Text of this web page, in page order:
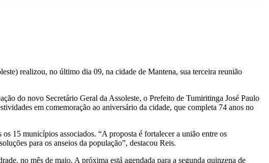
realizou, no último dia 09, na cidade de Mantena, sua terceira reunião
do novo Secretário Geral da Assoleste, o Prefeito de Tumiritinga José Paulo
em comemoração ao aniversário da cidade, que completa 74 anos no
15 municípios associados. “A proposta é fortalecer a união entre os
para os anseios da população”, destacou Reis.
no mês de maio. A próxima está agendada para a segunda quinzena de